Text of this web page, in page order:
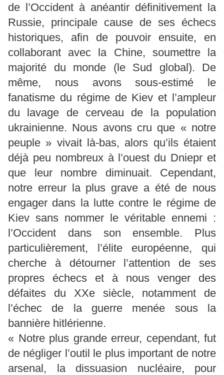
de l’Occident à anéantir définitivement la
Russie, principale cause de ses échecs
historiques, afin de pouvoir ensuite, en
collaborant avec la Chine, soumettre la
majorité du monde (le Sud global). De
même, nous avons sous-estimé le
fanatisme du régime de Kiev et l’ampleur
du lavage de cerveau de la population
ukrainienne. Nous avons cru que « notre
peuple » vivait là-bas, alors qu’ils étaient
déjà peu nombreux à l’ouest du Dniepr et
que leur nombre diminuait. Cependant,
notre erreur la plus grave a été de nous
engager dans la lutte contre le régime de
Kiev sans nommer le véritable ennemi :
l’Occident dans son ensemble. Plus
particulièrement, l’élite européenne, qui
cherche à détourner l’attention de ses
propres échecs et à nous venger des
défaites du XXe siècle, notamment de
l’échec de la guerre menée sous la
bannière hitlérienne.
« Notre plus grande erreur, cependant, fut
de négliger l’outil le plus important de notre
arsenal, la dissuasion nucléaire, pour